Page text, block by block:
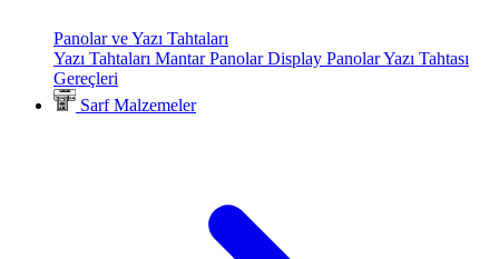
Panolar ve Yazı Tahtaları
Yazı Tahtaları Mantar PanolarDisplay PanolarYazı Tahtası
Gereçleri
Sarf Malzemeler